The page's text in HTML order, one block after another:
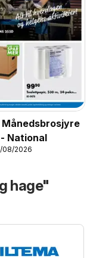
Månedsbrosjyre
National
08/2026
hage"